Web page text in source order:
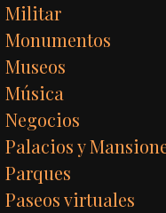
Militar
Monumentos
Museos
Música
Negocios
Palacios y
Parques
Paseos virtuales